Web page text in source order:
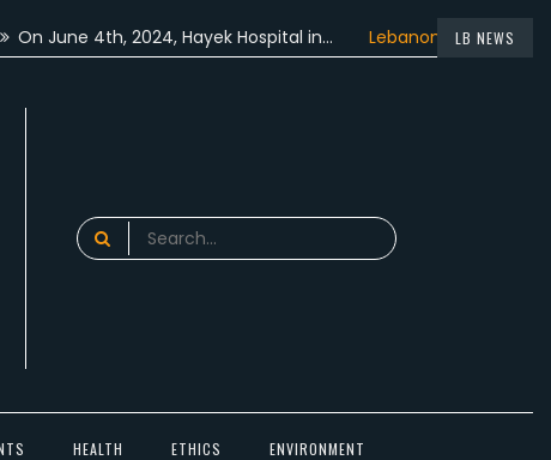
LB NEWS
4th, 2024, Hayek Hospital in… Lebanon participated in the…
Search
for:
HEALTH ETHICS ENVIRONMENT